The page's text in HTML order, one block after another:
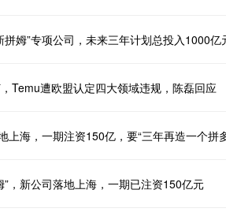
拼姆”专项公司，未来三年计划总投入1000亿
Temu遭欧盟认定四大领域违规，陈磊回应
上海，一期注资150亿，要“三年再造一个拼
”，新公司落地上海，一期已注资150亿元